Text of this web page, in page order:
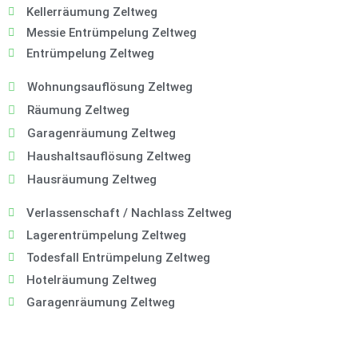
Kellerräumung Zeltweg
Messie Entrümpelung Zeltweg
Entrümpelung Zeltweg
Wohnungsauflösung Zeltweg
Räumung Zeltweg
Garagenräumung Zeltweg
Haushaltsauflösung Zeltweg
Hausräumung Zeltweg
Verlassenschaft / Nachlass Zeltweg
Lagerentrümpelung Zeltweg
Todesfall Entrümpelung Zeltweg
Hotelräumung Zeltweg
Garagenräumung Zeltweg